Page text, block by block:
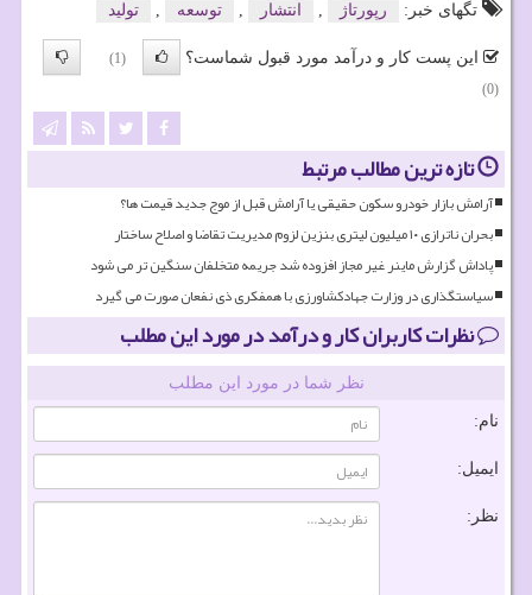
تگهای خبر:
رپورتاژ , انتشار , توسعه , تولید
این پست کار و درآمد مورد قبول شماست؟
(1)
(0)
تازه ترین مطالب مرتبط
آرامش بازار خودرو سکون حقیقی یا آرامش قبل از موج جدید قیمت ها؟
بحران ناترازی ۱۰ میلیون لیتری بنزین لزوم مدیریت تقاضا و اصلاح ساختار
پاداش گزارش ماینر غیر مجاز افزوده شد جریمه متخلفان سنگین تر می شود
سیاستگذاری در وزارت جهادکشاورزی با همفکری ذی نفعان صورت می گیرد
نظرات کاربران کار و درآمد در مورد این مطلب
نظر شما در مورد این مطلب
نام:
ایمیل:
نظر: